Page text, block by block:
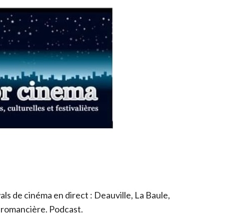
de cinéma en direct : Deauville, La Baule,
Podcast.